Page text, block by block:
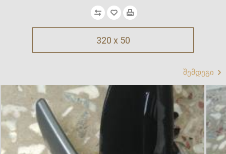
320 x 50
შემდეგი